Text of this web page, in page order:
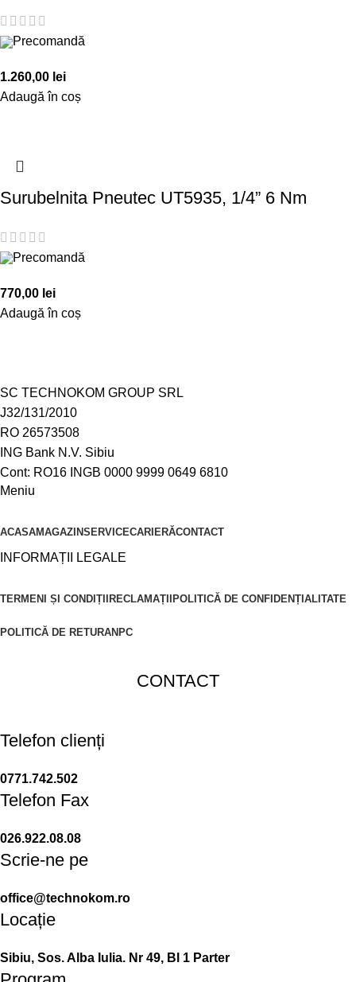
Precomandă
1.260,00 lei
Adaugă în coș
Surubelnita Pneutec UT5935, 1/4” 6 Nm
Precomandă
770,00 lei
Adaugă în coș
SC TECHNOKOM GROUP SRL
J32/131/2010
RO 26573508
ING Bank N.V. Sibiu
Cont: RO16 INGB 0000 9999 0649 6810
Meniu
ACASAMAGAZINSERVICECARIERĂCONTACT
INFORMAȚII LEGALE
TERMENI ȘI CONDIȚIIRECLAMAȚIIPOLITICĂ DE CONFIDENȚIALITATE
POLITICĂ DE RETURANPC
CONTACT
Telefon clienți
0771.742.502
Telefon Fax
026.922.08.08
Scrie-ne pe
office@technokom.ro
Locație
Sibiu, Sos. Alba Iulia. Nr 49, Bl 1 Parter